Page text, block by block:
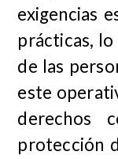
exigencias
prácticas,
de las
este
derechos
protección